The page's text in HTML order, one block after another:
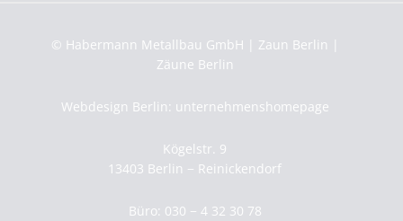
© Habermann Metallbau GmbH | Zaun Berlin |
Zäune Berlin
Webdesign Berlin: unternehmenshomepage
Kögelstr. 9
13403 Berlin − Reinickendorf
Büro: 030 − 4 32 30 78